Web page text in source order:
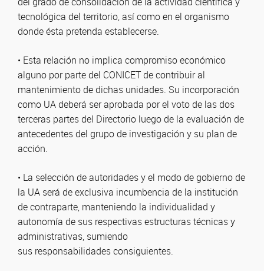
tecnológica del territorio, así como en el organismo
donde ésta pretenda establecerse.
• Esta relación no implica compromiso económico
alguno por parte del CONICET de contribuir al
mantenimiento de dichas unidades. Su incorporación
como UA deberá ser aprobada por el voto de las dos
terceras partes del Directorio luego de la evaluación de
antecedentes del grupo de investigación y su plan de
acción.
• La selección de autoridades y el modo de gobierno de
la UA será de exclusiva incumbencia de la institución
de contraparte, manteniendo la individualidad y
autonomía de sus respectivas estructuras técnicas y
administrativas, sumiendo
sus responsabilidades consiguientes.